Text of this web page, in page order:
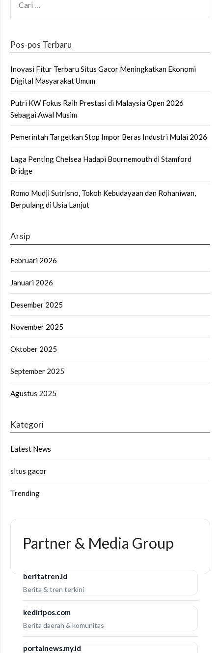
UNTUK:
Pos-pos Terbaru
Inovasi Fitur Terbaru Situs Gacor Meningkatkan Ekonomi
Digital Masyarakat Umum
Putri KW Fokus Raih Prestasi di Malaysia Open 2026
Sebagai Awal Musim
Pemerintah Targetkan Stop Impor Beras Industri Mulai 2026
Laga Penting Chelsea Hadapi Bournemouth di Stamford
Bridge
Romo Mudji Sutrisno, Tokoh Kebudayaan dan Rohaniwan,
Berpulang di Usia Lanjut
Arsip
Februari 2026
Januari 2026
Desember 2025
November 2025
Oktober 2025
September 2025
Agustus 2025
Kategori
Latest News
situs gacor
Trending
Partner & Media Group
beritatren.id
Berita & tren terkini
kediripos.com
Berita daerah & komunitas
portalnews.my.id